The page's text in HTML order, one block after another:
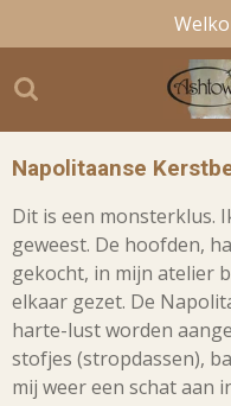
direct
naar
hoofdinhoud
Napolitaanse
Dit is een monsterklus.
geweest. De hoofden,
gekocht, in mijn atelier
elkaar gezet. De
harte-lust worden
stofjes (stropdassen),
mij weer een schat aan